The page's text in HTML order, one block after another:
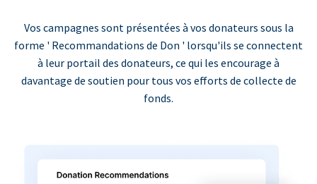
Vos campagnes sont présentées à vos donateurs sous la
forme ' Recommandations de Don ' lorsqu'ils se connectent
à leur portail des donateurs, ce qui les encourage à
davantage de soutien pour tous vos efforts de collecte de
fonds.